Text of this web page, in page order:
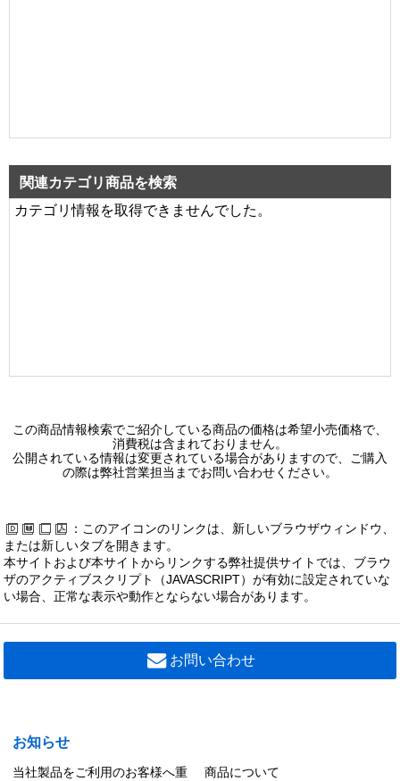
関連カテゴリ商品を検索
カテゴリ情報を取得できませんでした。
この商品情報検索でご紹介している商品の価格は希望小売価格で、
消費税は含まれておりません。
公開されている情報は変更されている場合がありますので、ご購入
の際は弊社営業担当までお問い合わせください。
：このアイコンのリンクは、新しいブラウザウィンドウ、
または新しいタブを開きます。
本サイトおよび本サイトからリンクする弊社提供サイトでは、ブラウ
ザのアクティブスクリプト（JAVASCRIPT）が有効に設定されていな
い場合、正常な表示や動作とならない場合があります。
お問い合わせ
お知らせ
当社製品をご利用のお客様へ重
商品について